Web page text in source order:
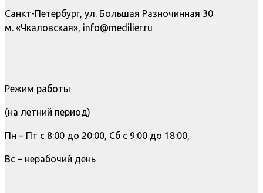
Санкт-Петербург, ул. Большая Разночинная 30
м. «Чкаловская», info@medilier.ru
Режим работы
(на летний период)
Пн – Пт с 8:00 до 20:00, Сб с 9:00 до 18:00,
Вс – нерабочий день